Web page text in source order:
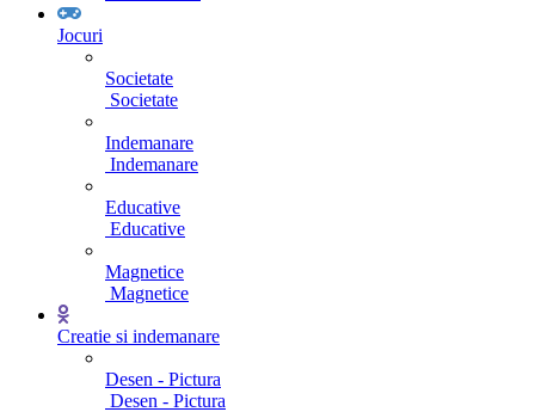
Jocuri
Societate
Societate
Indemanare
Indemanare
Educative
Educative
Magnetice
Magnetice
Creatie si indemanare
Desen - Pictura
Desen - Pictura